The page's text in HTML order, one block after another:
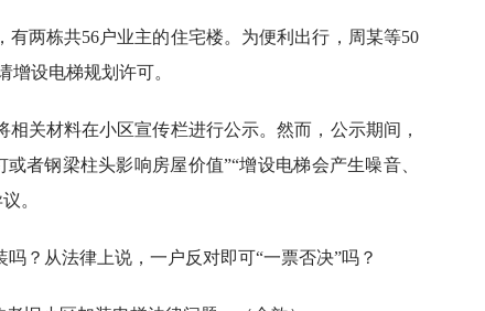
两栋共56户业主的住宅楼。为便利出行，周某等50
增设电梯规划许可。
关材料在小区宣传栏进行公示。然而，公示期间，
者钢梁柱头影响房屋价值”“增设电梯会产生噪音、
。
？从法律上说，一户反对即可“一票否决”吗？